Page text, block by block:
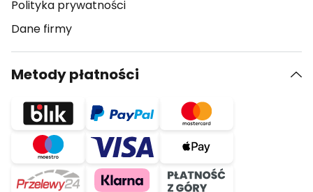
Polityka prywatności
Dane firmy
Metody płatności